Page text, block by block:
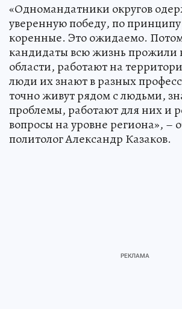
«Одномандатники округов
уверенную победу, по
коренные. Это ожидаемо.
кандидаты всю жизнь прожили
области, работают на
люди их знают в разных
точно живут рядом с людьми,
проблемы, работают для них и
вопросы на уровне региона», –
политолог Александр Казаков.